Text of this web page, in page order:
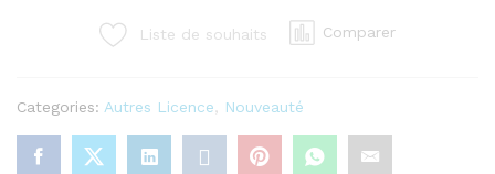
Liste de souhaits Comparer
Categories: Autres Licence Nouveauté